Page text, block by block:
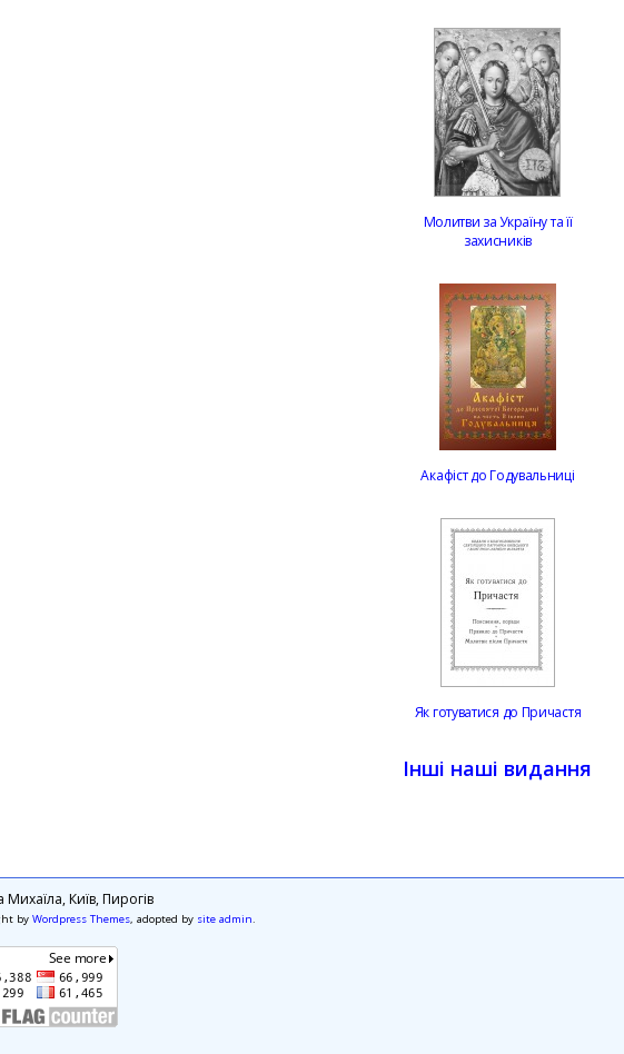
Молитви за Україну та її
захисників
Акафіст до Годувальниці
Як готуватися до Причастя
Інші наші видання
Київ, Пирогів
by Wordpress Themes, adopted by site admin.